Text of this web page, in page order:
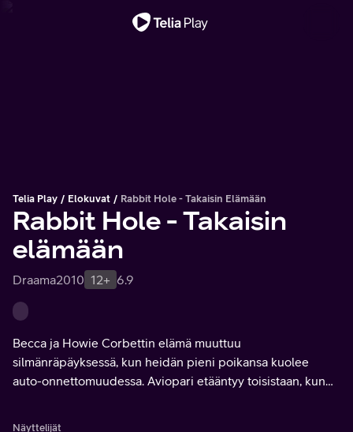
Telia Play Elokuvat Rabbit Hole - Takaisin Elämään
Rabbit Hole - Takaisin
elämään
Draama2010 12+ 6.9
Becca ja Howie Corbettin elämä muuttuu
silmänräpäyksessä, kun heidän pieni poikansa kuolee
auto-onnettomuudessa. Aviopari etääntyy toisistaan, kun
Näyttelijät